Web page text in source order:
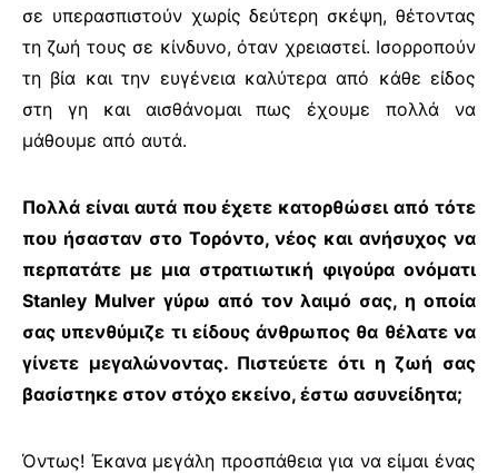
σε υπερασπιστούν χωρίς δεύτερη σκέψη, θέτοντας
τη ζωή τους σε κίνδυνο, όταν χρειαστεί. Ισορροπούν
τη βία και την ευγένεια καλύτερα από κάθε είδος
στη γη και αισθάνομαι πως έχουμε πολλά να
μάθουμε από αυτά.
Πολλά είναι αυτά που έχετε κατορθώσει από τότε
που ήσασταν στο Τορόντο, νέος και ανήσυχος να
περπατάτε με μια στρατιωτική φιγούρα ονόματι
Stanley Mulverγύρω από τον λαιμό σας, η οποία
σας υπενθύμιζε τι είδους άνθρωπος θα θέλατε να
γίνετε μεγαλώνοντας. Πιστεύετε ότι η ζωή σας
βασίστηκε στον στόχο εκείνο, έστω ασυνείδητα;
Όντως! Έκανα μεγάλη προσπάθεια για να είμαι ένας